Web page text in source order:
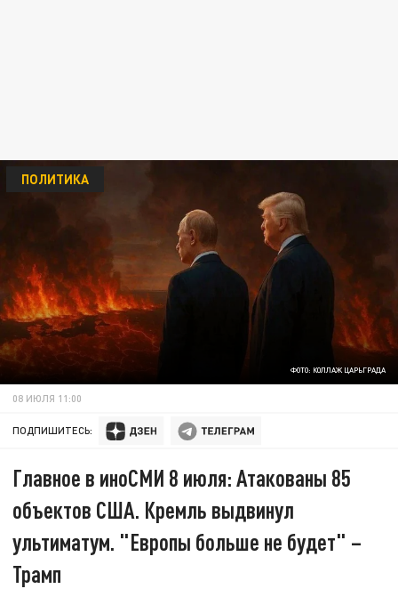
ФОТО: КОЛЛАЖ ЦАРЬГРАДА
ПОЛИТИКА
08 ИЮЛЯ 11:00
ПОДПИШИТЕСЬ:
Главное в иноСМИ 8 июля: Атакованы 85
объектов США. Кремль выдвинул
ультиматум. "Европы больше не будет" –
Трамп